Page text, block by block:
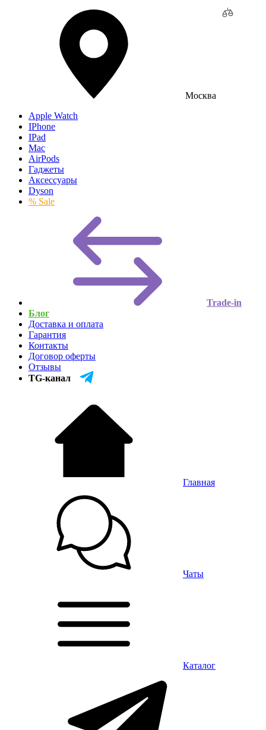
Москва
Apple Watch
IPhone
IPad
Mac
AirPods
Гаджеты
Аксессуары
Dyson
% Sale
Trade-in
Блог
Доставка и оплата
Гарантия
Контакты
Договор оферты
Отзывы
TG-канал
Главная
Чаты
Каталог